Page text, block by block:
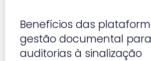
Benefícios das
gestão documental
auditorias à sinalização